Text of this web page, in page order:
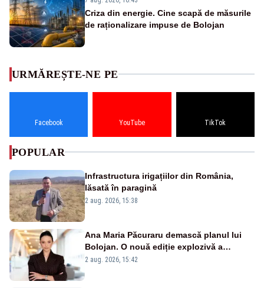
Criza din energie. Cine scapă de măsurile
de raționalizare impuse de Bolojan
URMĂREȘTE-NE PE
Facebook YouTube TikTok
POPULAR
Infrastructura irigațiilor din România,
lăsată în paragină
2 aug. 2026, 15:38
Ana Maria Păcuraru demască planul lui
Bolojan. O nouă ediție explozivă a
emisiunii „Miza Zilei” la Realitatea PLUS
2 aug. 2026, 15:42